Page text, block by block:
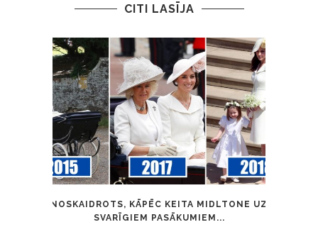
CITI LASĪJA
NOSKAIDROTS, KĀPĒC KEITA MIDLTONE UZ
SVARĪGIEM PASĀKUMIEM...